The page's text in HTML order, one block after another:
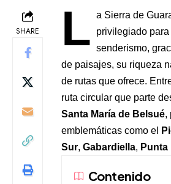
SHARE L a Sierra de
privilegiado para
senderismo,
de paisajes, su riqueza
de rutas que ofrece.
ruta circular que parte
Santa María de Belsué,
emblemáticas como el
Sur, Gabardiella, Punta
Contenido